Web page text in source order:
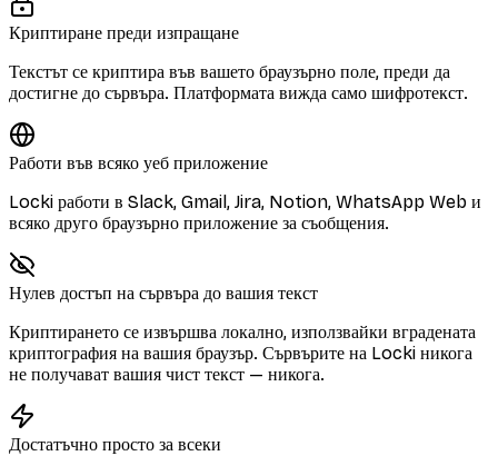
Криптиране преди изпращане
Текстът се криптира във вашето браузърно поле, преди да
достигне до сървъра. Платформата вижда само шифротекст.
Работи във всяко уеб приложение
Locki работи в Slack, Gmail, Jira, Notion, WhatsApp Web и
всяко друго браузърно приложение за съобщения.
Нулев достъп на сървъра до вашия текст
Криптирането се извършва локално, използвайки вградената
криптография на вашия браузър. Сървърите на Locki никога
не получават вашия чист текст — никога.
Достатъчно просто за всеки